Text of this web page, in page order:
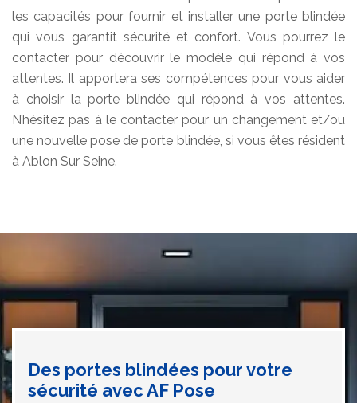
les capacités pour fournir et installer une porte blindée
qui vous garantit sécurité et confort. Vous pourrez le
contacter pour découvrir le modèle qui répond à vos
attentes. Il apportera ses compétences pour vous aider
à choisir la porte blindée qui répond à vos attentes.
N’hésitez pas à le contacter pour un changement et/ou
une nouvelle pose de porte blindée, si vous êtes résident
à Ablon Sur Seine.
Des portes blindées pour votre
sécurité avec AF Pose